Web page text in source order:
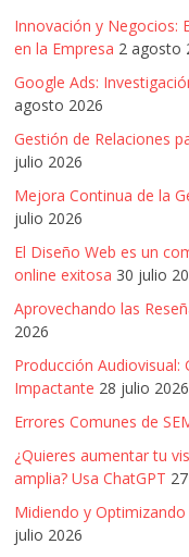
la
Agencia
Blue
Design
Colombia
y
sus
filiales
en
América
|
mirada
estratégica
y
versátil
del
Marketing
en
Innovación y Negocios:
en la Empresa 2 agosto
Google Ads:
agosto 2026
Gestión de Relaciones
julio 2026
Mejora Continua de la
julio 2026
El Diseño Web es un
online exitosa 30 julio
Aprovechando las
2026
Producción Audiovisual:
Impactante 28 julio 2026
Errores Comunes de
¿Quieres aumentar tu
amplia? Usa ChatGPT
Midiendo y
julio 2026